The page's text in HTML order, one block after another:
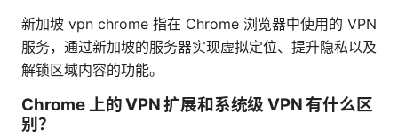
新加坡 vpn chrome 指在 Chrome 浏览器中使用的 VPN
服务，通过新加坡的服务器实现虚拟定位、提升隐私以及
解锁区域内容的功能。
Chrome 上的 VPN 扩展和系统级 VPN 有什么区
别？